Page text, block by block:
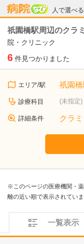
人で選べ
病院なび
祇園橋駅周辺のクラ
院・クリニック
6 件見つかりました
エリア/駅 祇園
診療科目 (未指定)
詳細条件 クラ
※このページの医療機関・
離の近い順で表示されてい
一覧表示